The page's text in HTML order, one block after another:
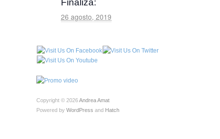
26 agosto, 2019
Copyright © 2026Andrea Amat
Powered by WordPress and Hatch